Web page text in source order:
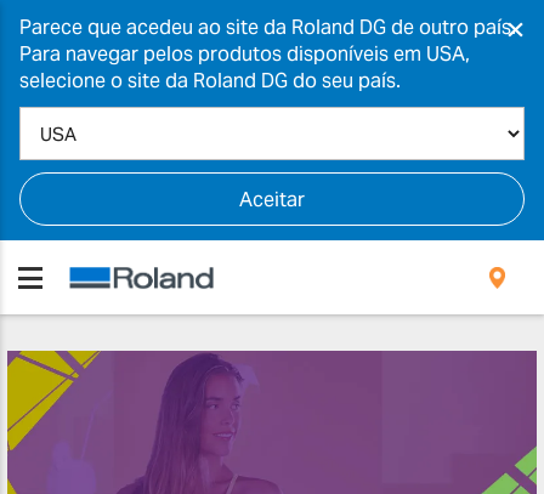
Parece que acedeu ao site da Roland DG de outro país.
Para navegar pelos produtos disponíveis em USA,
selecione o site da Roland DG do seu país.
Aceitar
×